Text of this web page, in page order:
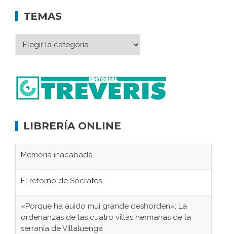
TEMAS
LIBRERÍA ONLINE
Memoria inacabada
El retorno de Sócrates
«Porque ha auido mui grande deshorden»: La
ordenanzas de las cuatro villas hermanas de la
serranía de Villaluenga